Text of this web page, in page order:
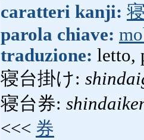
caratteri kanji:
parola chiave:
traduzione: letto,
寝台掛け:
寝台券:
<<< 券